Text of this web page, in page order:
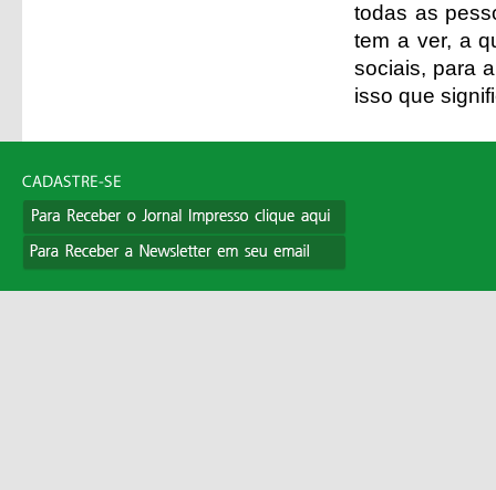
todas as
tem a ver, a
sociais, para
isso que